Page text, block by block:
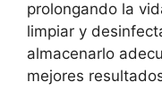
prolongando la
limpiar y
almacenarlo
mejores